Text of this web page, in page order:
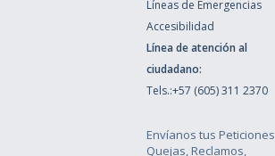
Líneas de Emergencias
Accesibilidad
Línea de atención al
ciudadano:
Tels.:+57 (605) 311 2370
Envíanos tus Peticiones,
Quejas, Reclamos,